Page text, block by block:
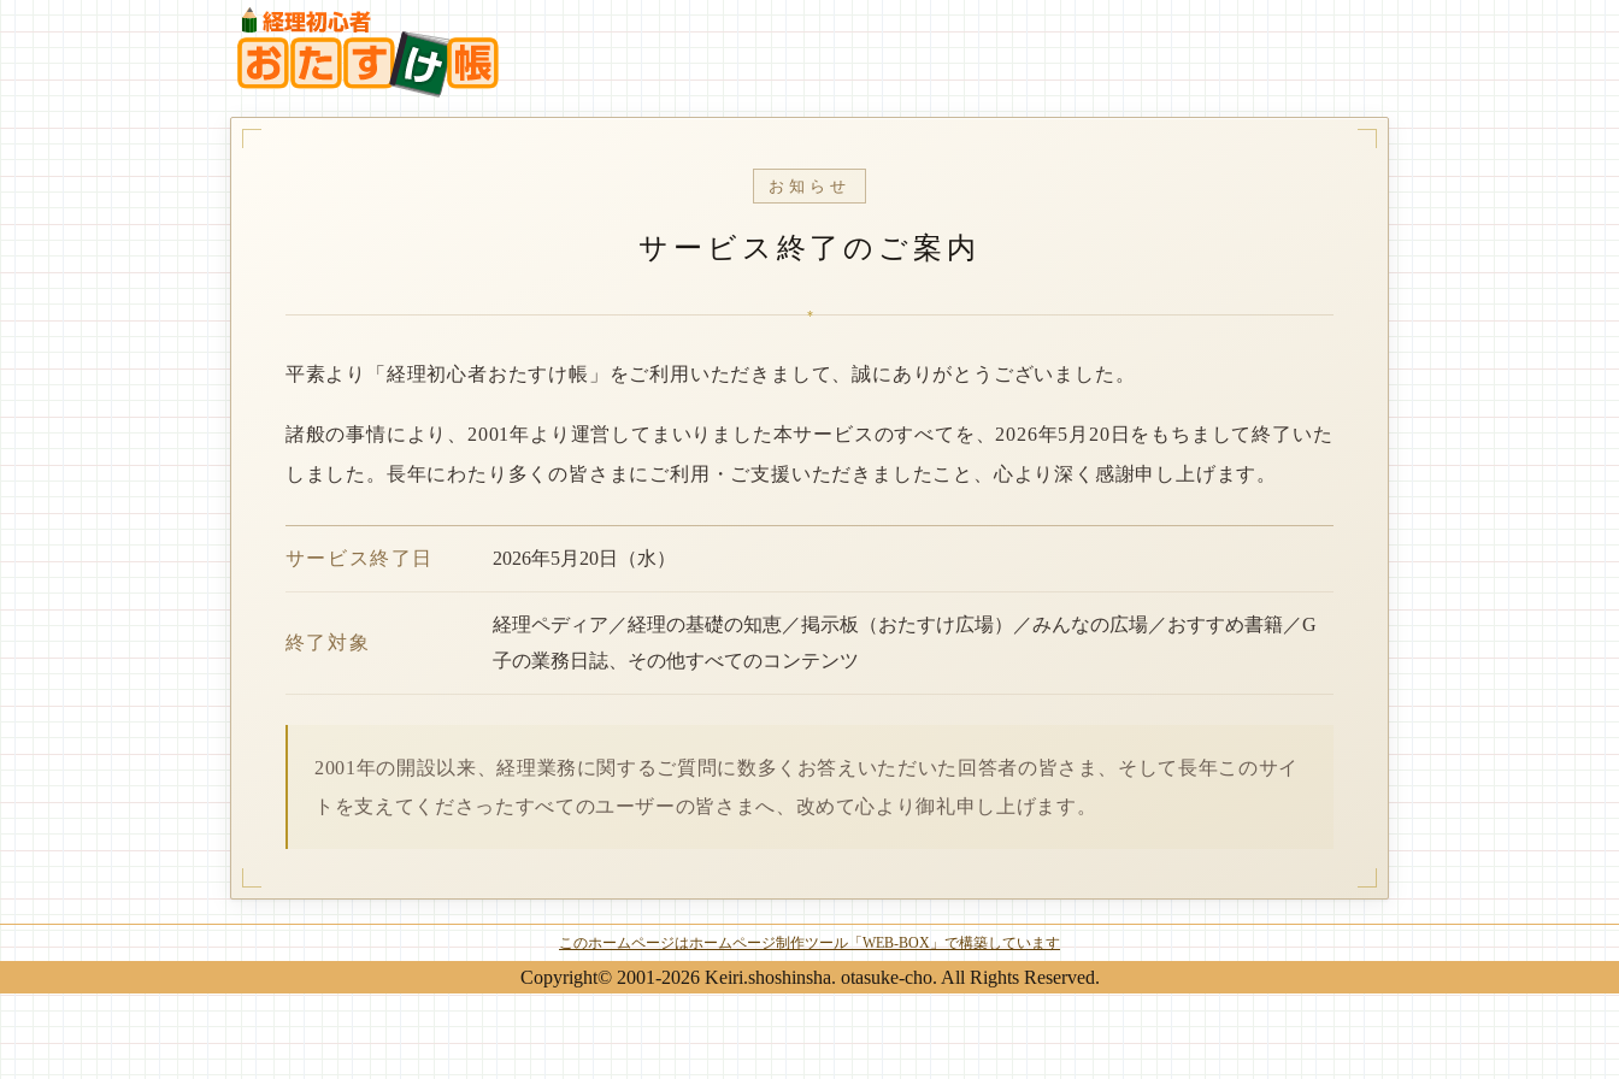
お知らせ
サービス終了のご案内
*
平素より「経理初心者おたすけ帳」をご利用いただきまして、誠にありがとうございました。
諸般の事情により、2001年より運営してまいりました本サービスのすべてを、2026年5月20日をもちまして終了いた
しました。長年にわたり多くの皆さまにご利用・ご支援いただきましたこと、心より深く感謝申し上げます。
サービス終了日 2026年5月20日（水）
終了対象
経理ペディア／経理の基礎の知恵／掲示板（おたすけ広場）／みんなの広場／おすすめ書籍／G
子の業務日誌、その他すべてのコンテンツ
2001年の開設以来、経理業務に関するご質問に数多くお答えいただいた回答者の皆さま、そして長年このサイ
トを支えてくださったすべてのユーザーの皆さまへ、改めて心より御礼申し上げます。
このホームページはホームページ制作ツール「WEB-BOX」で構築しています
Copyright© 2001-2026 Keiri.shoshinsha. otasuke-cho. All Rights Reserved.